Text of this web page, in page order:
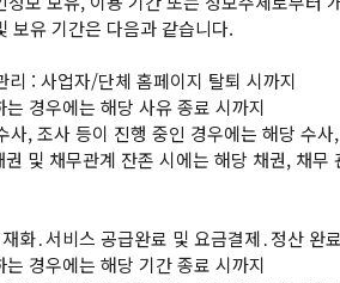
보유 기간은 다음과 같습니다.
리 : 사업자/단체 홈페이지 탈퇴 시까지
경우에는 해당 사유 종료 시까지
사, 조사 등이 진행 중인 경우에는 해당 수
및 채무관계 잔존 시에는 해당 채권, 채무
화․서비스 공급완료 및 요금결제․정산 완
경우에는 해당 기간 종료 시까지